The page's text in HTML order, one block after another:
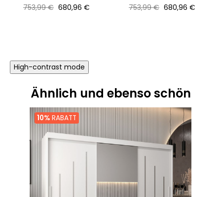
Normaler
753,99 € Preis
680,96 €
Normaler
753,99 € Preis
680,96 €
High-contrast mode
Ähnlich und ebenso schön
10% RABATT